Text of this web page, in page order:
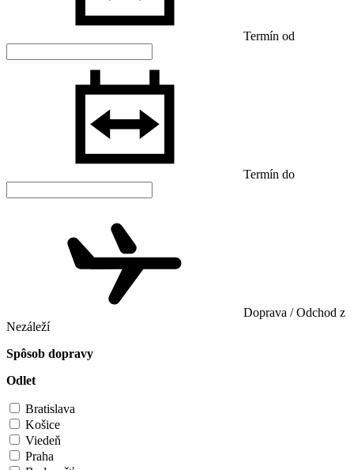
Termín od
Termín do
Doprava / Odchod z
Nezáleží
Spôsob dopravy
Odlet
Bratislava
Košice
Viedeň
Praha